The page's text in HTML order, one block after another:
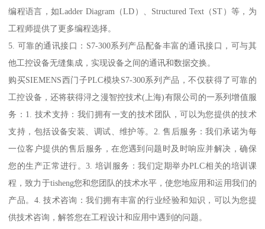
编程语言，如Ladder Diagram（LD）、Structured Text（ST）等，为
工程师提供了更多编程选择。
5. 可靠的通讯接口：S7-300系列产品配备丰富的通讯接口，可与其
他工控设备无缝集成，实现设备之间的通讯和数据交换。
购买SIEMENS西门子PLC模块S7-300系列产品，不仅获得了可靠的
工控设备，还将获得浔之漫智控技术(上海)有限公司的一系列增值服
务：1. 技术支持：我们拥有一支的技术团队，可以为您提供的技术
支持，包括设备安装、调试、维护等。2. 售后服务：我们承诺为每
一位客户提供的售后服务，在您遇到问题时及时响应并解决，确保
您的生产正常进行。3. 培训服务：我们定期举办PLC相关的培训课
程，致力于tisheng您和您团队的技术水平，使您地应用和运用我们的
产品。4. 技术咨询：我们拥有丰富的行业经验和知识，可以为您提
供技术咨询，解答您在工程设计和应用中遇到的问题。